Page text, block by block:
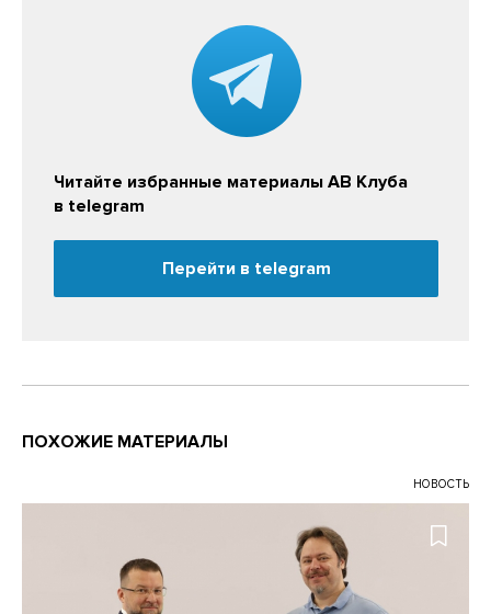
Читайте избранные материалы АВ Клуба
в telegram
Перейти в telegram
ПОХОЖИЕ МАТЕРИАЛЫ
НОВОСТЬ